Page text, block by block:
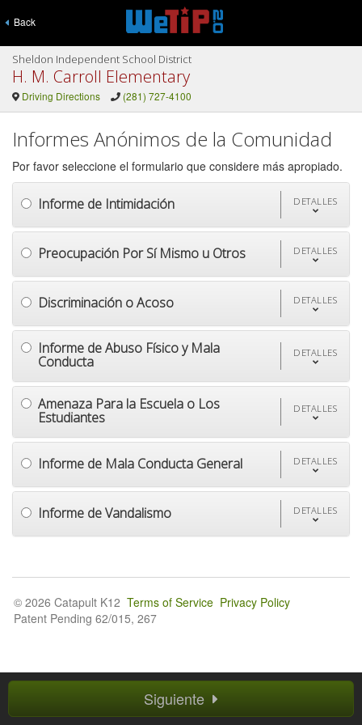
Back
Sheldon Independent School District
H. M. Carroll Elementary
Driving Directions (281) 727-4100
Informes Anónimos de la Comunidad
Por favor seleccione el formulario que considere más apropiado.
Informe de Intimidación DETALLES
Preocupación Por Sí Mismo u Otros DETALLES
Discriminación o Acoso DETALLES
Informe de Abuso Físico y Mala
Conducta
DETALLES
Amenaza Para la Escuela o Los
Estudiantes
DETALLES
Informe de Mala Conducta General DETALLES
Informe de Vandalismo DETALLES
Siguiente
© 2026 Catapult K12 Terms of Service Privacy Policy
Patent Pending 62/015, 267